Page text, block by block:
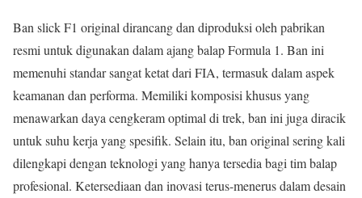
Ban slick F1 original dirancang dan diproduksi oleh pabrikan
resmi untuk digunakan dalam ajang balap Formula 1. Ban ini
memenuhi standar sangat ketat dari FIA, termasuk dalam aspek
keamanan dan performa. Memiliki komposisi khusus yang
menawarkan daya cengkeram optimal di trek, ban ini juga diracik
untuk suhu kerja yang spesifik. Selain itu, ban original sering kali
dilengkapi dengan teknologi yang hanya tersedia bagi tim balap
profesional. Ketersediaan dan inovasi terus-menerus dalam desain